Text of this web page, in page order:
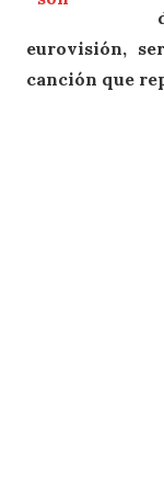
eurovisión,
canción que